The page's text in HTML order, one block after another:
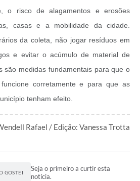
o risco de alagamentos e erosões
casas e a mobilidade da cidade.
da coleta, não jogar resíduos em
e evitar o acúmulo de material de
são medidas fundamentais para que o
corretamente e para que as
tenham efeito.
Rafael / Edição: Vanessa Trotta
GOSTEI
Seja o primeiro a curtir esta
notícia.